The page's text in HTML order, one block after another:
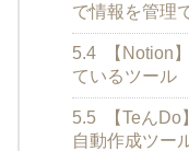
で情報を管理
5.4
【Notion
ているツール
5.5
【Teん
自動作成ツー